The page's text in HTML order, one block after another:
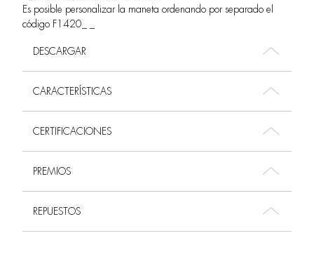
Es posible personalizar la maneta ordenando por separado el
código F1420_ _
DESCARGAR
CARACTERÍSTICAS
CERTIFICACIONES
PREMIOS
REPUESTOS